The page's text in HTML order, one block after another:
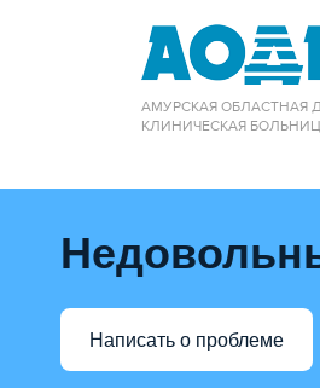
АМУРСКАЯ ОБЛАСТНАЯ
КЛИНИЧЕСКАЯ
Написать о проблеме